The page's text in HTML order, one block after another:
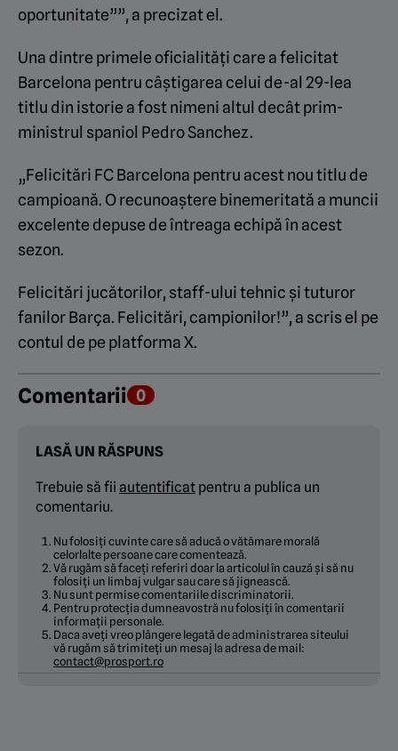
oportunitate””, a precizat el.
Una dintre primele oficialități care a felicitat
Barcelona pentru câștigarea celui de-al 29-lea
titlu din istorie a fost nimeni altul decât prim-
ministrul spaniol Pedro Sanchez.
„Felicitări FC Barcelona pentru acest nou titlu de
campioană. O recunoaștere binemeritată a muncii
excelente depuse de întreaga echipă în acest
sezon.
Felicitări jucătorilor, staff-ului tehnic și tuturor
fanilor Barça. Felicitări, campionilor!”, a scris el pe
contul de pe platforma X.
Comentarii 0
LASĂ UN RĂSPUNS
Trebuie să fii autentificat pentru a publica un
comentariu.
Nu folosiți cuvinte care să aducă o vătămare morală
celorlalte persoane care comentează.
Vă rugăm să faceți referiri doar la articolul în cauză și să nu
folosiți un limbaj vulgar sau care să jignească.
Nu sunt permise comentariile discriminatorii.
Pentru protecția dumneavostră nu folosiți în comentarii
informații personale.
Daca aveți vreo plângere legată de administrarea siteului
vă rugăm să trimiteți un mesaj la adresa de mail:
contact@prosport.ro